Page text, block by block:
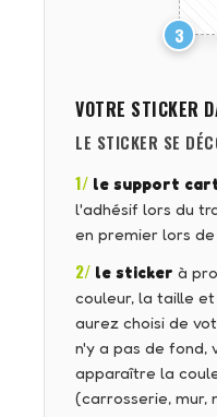
3
VOTRE STICKER
LE STICKER SE
1/ le support
l'adhésif lors du
en premier lors
2/ le sticker à
couleur, la taille
aurez choisi de
n'y a pas de fond,
apparaître la
(carrosserie, mur,